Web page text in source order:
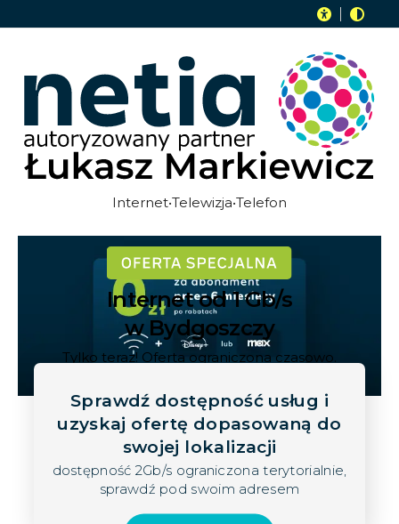
Internet•Telewizja•Telefon
Internet od 1 Gb/s
w Bydgoszczy
Tylko teraz! Oferta ograniczona czasowo.
Sprawdź dostępność usług i
uzyskaj ofertę dopasowaną do
swojej lokalizacji
dostępność 2Gb/s ograniczona terytorialnie,
sprawdź pod swoim adresem